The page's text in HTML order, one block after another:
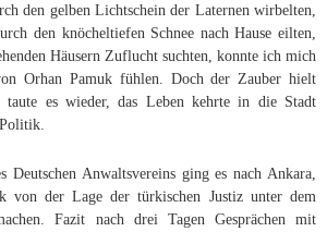
den gelben Lichtschein der Laternen wirbelten,
den knöcheltiefen Schnee nach Hause eilten,
Häusern Zuflucht suchten, konnte ich mich
Orhan Pamuk fühlen. Doch der Zauber hielt
es wieder, das Leben kehrte in die Stadt
Deutschen Anwaltsvereins ging es nach Ankara,
von der Lage der türkischen Justiz unter dem
Fazit nach drei Tagen Gesprächen mit